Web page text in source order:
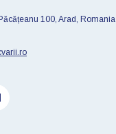
100, Arad, Romania